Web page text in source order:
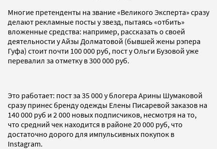
Многие претенденты на звание «Великого Эксперта» сразу
делают рекламные посты у звезд, пытаясь «отбить»
вложенные средства: например, рассказать о своей
деятельности у Айзы Долматовой (бывшей жены рэпера
Гуфа) стоит почти 100 000 руб, пост у Ольги Бузовой уже
перевалил за отметку в 300 000 руб.
Это работает: пост за 35 000 у блогера Арины Шумаковой
сразу принес бренду одежды Елены Писаревой заказов на
140 000 руб и 2 000 новых подписчиков, несмотря на то,
что средний чек находится в районе 20 000 руб, что
достаточно дорого для импульсивных покупок в
Instagram.